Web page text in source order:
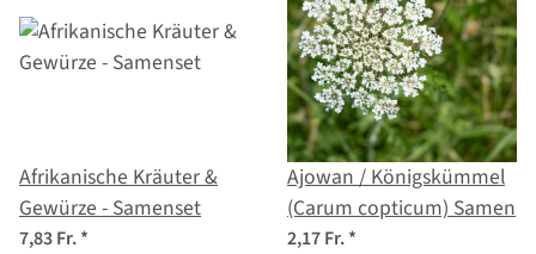
Afrikanische Kräuter &
Gewürze - Samenset
7,83 Fr.*
Ajowan / Königskümmel
(Carum copticum) Samen
2,17 Fr.*